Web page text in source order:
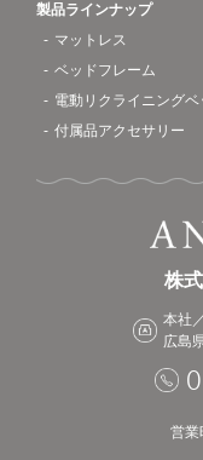
製品ラインナップ
マットレス
ベッドフレーム
電動リクライニングベ
付属品アクセサリー
株
本社
広島
営業